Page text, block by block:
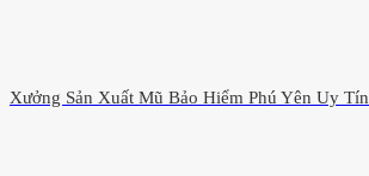
Xưởng Sản Xuất Mũ Bảo Hiểm Phú Yên Uy Tín